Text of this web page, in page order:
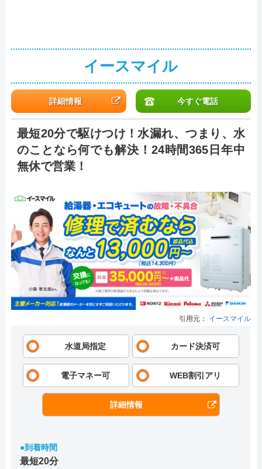
イースマイル
詳細情報 今すぐ電話
最短20分で駆けつけ！水漏れ、つまり、水
のことなら何でも解決！24時間365日年中
無休で営業！
引用元： イースマイル
水道局指定 カード決済可
電子マネー可 WEB割引アリ
詳細情報
●到着時間
最短20分